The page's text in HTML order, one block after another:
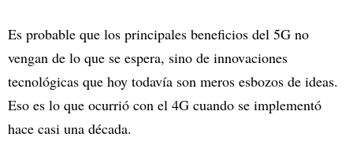
Es probable que los principales beneficios del 5G no
vengan de lo que se espera, sino de innovaciones
tecnológicas que hoy todavía son meros esbozos de ideas.
Eso es lo que ocurrió con el 4G cuando se implementó
hace casi una década.